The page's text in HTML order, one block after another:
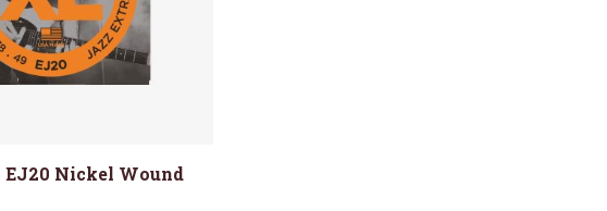
EJ20 Nickel Wound